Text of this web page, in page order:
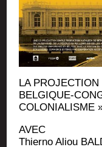
LA
BELGIQUE-
COLONIALISME
AVEC
Thier­no Aliou